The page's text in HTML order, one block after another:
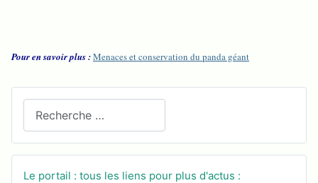
Le portail : tous les liens pour plus d'actus :
Pour en savoir plus :Menaces et conservation du panda géant